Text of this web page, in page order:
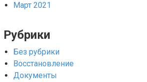
Март 2021
Рубрики
Без рубрики
Восстановление
Документы